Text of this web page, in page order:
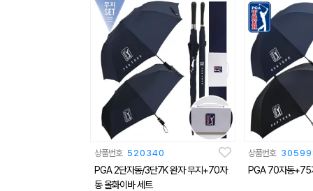
상품번호 520340
PGA 2단자동/3단7K 완자 무지+70자
동 올화이바 세트
상품번호
PGA 70자동+75